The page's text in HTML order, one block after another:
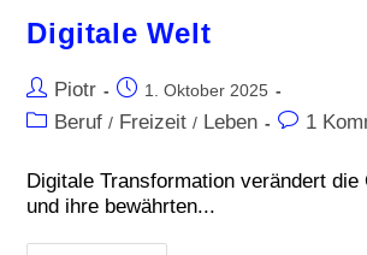
Digitale Welt
Piotr 1. Oktober 2025
Beruf / Freizeit / Leben 1
Digitale Transformation verändert
und ihre bewährten...